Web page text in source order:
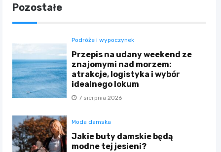
Pozostałe
Podróże i wypoczynek
Przepis na udany weekend ze
znajomymi nad morzem:
atrakcje, logistyka i wybór
idealnego lokum
7 sierpnia 2026
Moda damska
Jakie buty damskie będą
modne tej jesieni?